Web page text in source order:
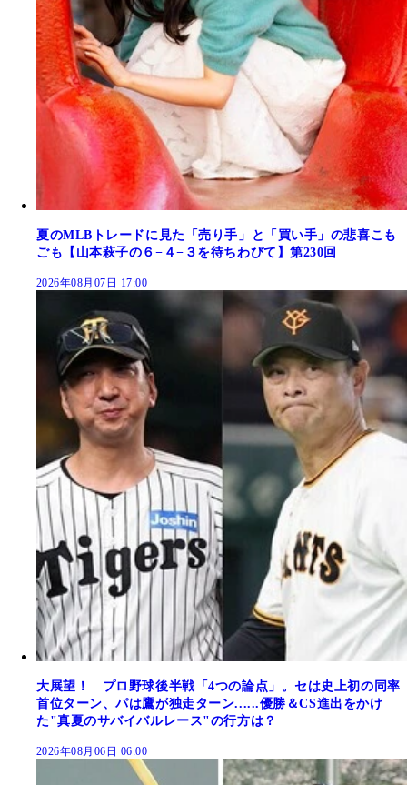
夏のMLBトレードに見た「売り手」と「買い手」の悲喜こも
ごも【山本萩子の６−４−３を待ちわびて】第230回
2026年08月07日 17:00
大展望！ プロ野球後半戦「4つの論点」。セは史上初の同率
首位ターン、パは鷹が独走ターン......優勝＆CS進出をかけ
た"真夏のサバイバルレース"の行方は？
2026年08月06日 06:00